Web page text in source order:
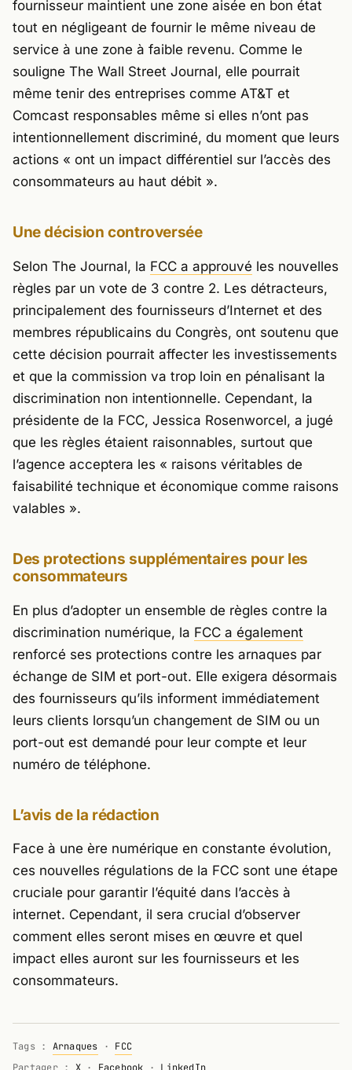
fournisseur maintient une zone aisée en bon état
tout en négligeant de fournir le même niveau de
service à une zone à faible revenu. Comme le
souligne The Wall Street Journal, elle pourrait
même tenir des entreprises comme AT&T et
Comcast responsables même si elles n’ont pas
intentionnellement discriminé, du moment que leurs
actions « ont un impact différentiel sur l’accès des
consommateurs au haut débit ».
Une décision controversée
Selon The Journal, la FCC a approuvé les nouvelles
règles par un vote de 3 contre 2. Les détracteurs,
principalement des fournisseurs d’Internet et des
membres républicains du Congrès, ont soutenu que
cette décision pourrait affecter les investissements
et que la commission va trop loin en pénalisant la
discrimination non intentionnelle. Cependant, la
présidente de la FCC, Jessica Rosenworcel, a jugé
que les règles étaient raisonnables, surtout que
l’agence acceptera les « raisons véritables de
faisabilité technique et économique comme raisons
valables ».
Des protections supplémentaires pour les
consommateurs
En plus d’adopter un ensemble de règles contre la
discrimination numérique, la FCC a également
renforcé ses protections contre les arnaques par
échange de SIM et port-out. Elle exigera désormais
des fournisseurs qu’ils informent immédiatement
leurs clients lorsqu’un changement de SIM ou un
port-out est demandé pour leur compte et leur
numéro de téléphone.
L’avis de la rédaction
Face à une ère numérique en constante évolution,
ces nouvelles régulations de la FCC sont une étape
cruciale pour garantir l’équité dans l’accès à
internet. Cependant, il sera crucial d’observer
comment elles seront mises en œuvre et quel
impact elles auront sur les fournisseurs et les
consommateurs.
Tags : Arnaques · FCC